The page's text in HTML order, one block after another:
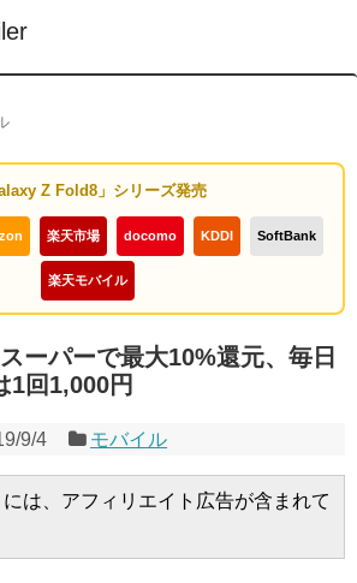
Z Fold8」シリーズ発売
楽天市場 docomo KDDI SoftBank
楽天モバイル
ーパーで最大10%還元、毎日
1回1,000円
9/4 モバイル
は、アフィリエイト広告が含まれて